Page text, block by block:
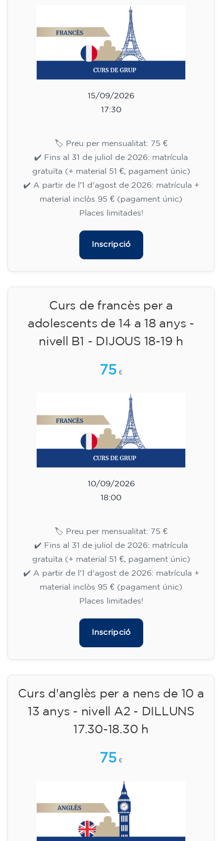
75
15/09/2026
17:30
🏷️ Preu per mensualitat: 75 €
✔️ Fins al 31 de juliol de 2026: matrícula
✔️ A partir de l'1 d'agost de 2026: matrícula +
material inclòs 95 € (pagament únic)
Places limitades!
adolescents de 14 a 18 anys -
75
10/09/2026
18:00
🏷️ Preu per mensualitat: 75 €
✔️ Fins al 31 de juliol de 2026: matrícula
✔️ A partir de l'1 d'agost de 2026: matrícula +
material inclòs 95 € (pagament únic)
Places limitades!
13 anys - nivell A2 - DILLUNS
75 €